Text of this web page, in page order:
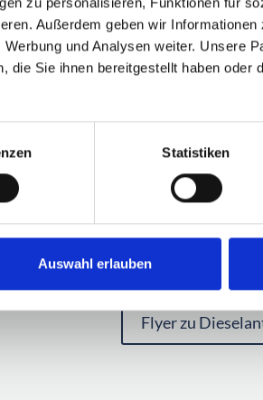
Außerdem geben wir
und Analysen weiter. Unsere
die Sie ihnen bereitgestellt haben oder
Statistiken
Auswahl erlauben
Motortypen:
Emissionen: EU
Leistung
Leistung
Hubraum: 12, 16
Flyer zu